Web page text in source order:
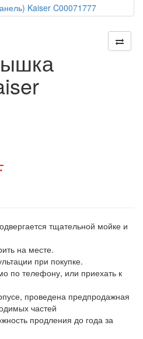
тщательной мойке и
на месте.
при покупке.
по телефону, или приехать к
проведена предпродажная
частей
продления до года за